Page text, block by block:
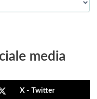
media
X - Twitter